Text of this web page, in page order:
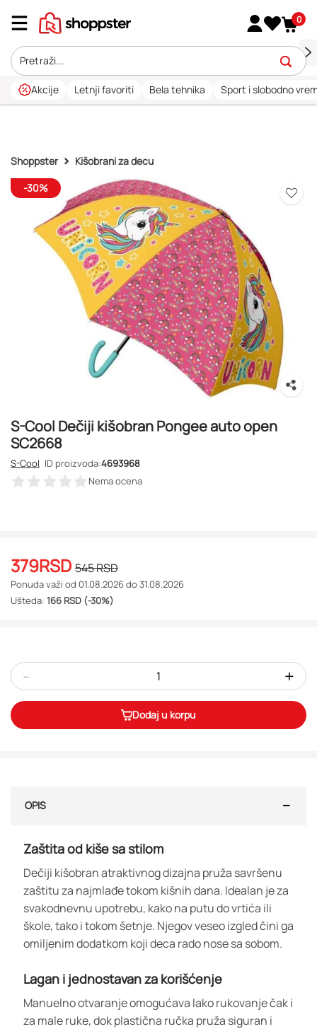
0
Akcije Letnji favoriti Bela tehnika Sport i slobodno
Shoppster
Kišobrani za decu
-30%
S-Cool Dečiji kišobran Pongee auto open
SC2668
S-Cool ID proizvoda:4693968
Nema ocena
379RSD 545RSD
Ponuda važi od 01.08.2026 do 31.08.2026
Ušteda: 166 RSD (-30%)
- +
Dodaj u korpu
OPIS
Zaštita od kiše sa stilom
Dečiji kišobran atraktivnog dizajna pruža savršenu
zaštitu za najmlađe tokom kišnih dana. Idealan je za
svakodnevnu upotrebu, kako na putu do vrtića ili
škole, tako i tokom šetnje. Njegov veseo izgled čini ga
omiljenim dodatkom koji deca rado nose sa sobom.
Lagan i jednostavan za korišćenje
Manuelno otvaranje omogućava lako rukovanje čak i
za male ruke, dok plastična ručka pruža siguran i